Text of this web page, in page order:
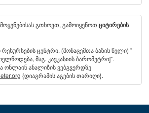
გთხოვთ, გამოიყენოთ ციტირების
რესურსების ცენტრი. (მონაცემთა ბაზის წელი) "
მაგ. კავკასიის ბარომეტრი]".
ონლაინ ანალიზის ვებგვერდზე
{დიაგრამის აგების თარიღი}.